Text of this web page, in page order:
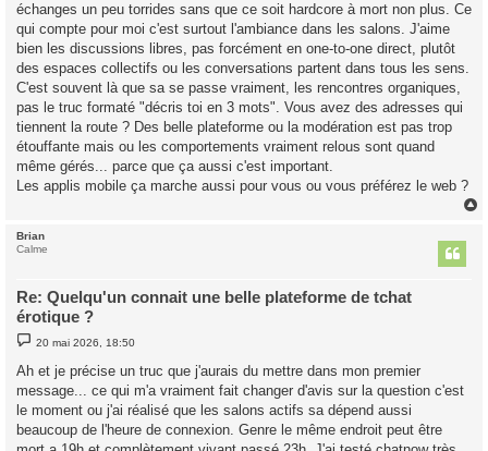
échanges un peu torrides sans que ce soit hardcore à mort non plus. Ce
qui compte pour moi c'est surtout l'ambiance dans les salons. J'aime
bien les discussions libres, pas forcément en one-to-one direct, plutôt
des espaces collectifs ou les conversations partent dans tous les sens.
C'est souvent là que sa se passe vraiment, les rencontres organiques,
pas le truc formaté "décris toi en 3 mots". Vous avez des adresses qui
tiennent la route ? Des belle plateforme ou la modération est pas trop
étouffante mais ou les comportements vraiment relous sont quand
même gérés... parce que ça aussi c'est important.
Les applis mobile ça marche aussi pour vous ou vous préférez le web ?
Brian
Calme
Re: Quelqu'un connait une belle plateforme de tchat
érotique ?
M
e
s
a
e
20 mai 2026, 18:50
Ah et je précise un truc que j'aurais du mettre dans mon premier
message... ce qui m'a vraiment fait changer d'avis sur la question c'est
le moment ou j'ai réalisé que les salons actifs sa dépend aussi
beaucoup de l'heure de connexion. Genre le même endroit peut être